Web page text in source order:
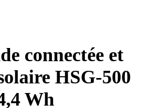
connectée et
HSG-500
Wh